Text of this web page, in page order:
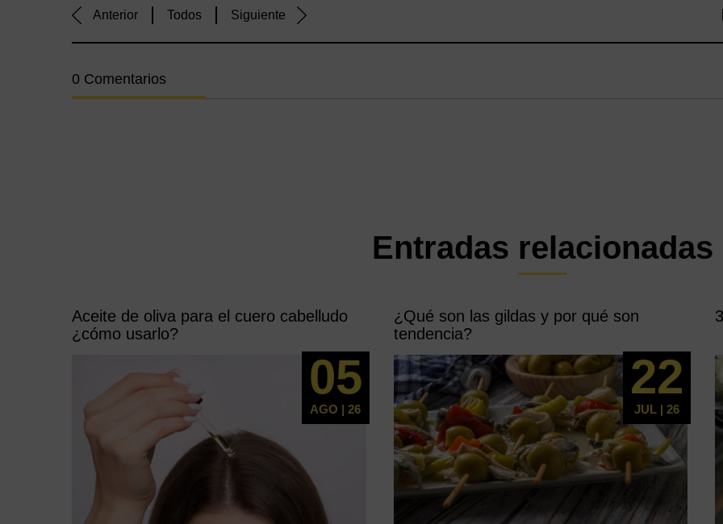
Anterior Todos Siguiente
0 Comentarios
Entradas relacionadas
Aceite de oliva para el cuero cabelludo
¿cómo usarlo?
05
AGO | 26
¿Qué son las gildas y por qué son
tendencia?
22
JUL | 26